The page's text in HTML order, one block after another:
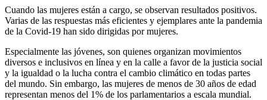
Cuando las mujeres están a cargo, se observan resultados positivos.
Varias de las respuestas más eficientes y ejemplares ante la pandemia
de la Covid-19 han sido dirigidas por mujeres.
Especialmente las jóvenes, son quienes organizan movimientos
diversos e inclusivos en línea y en la calle a favor de la justicia social
y la igualdad o la lucha contra el cambio climático en todas partes
del mundo. Sin embargo, las mujeres de menos de 30 años de edad
representan menos del 1% de los parlamentarios a escala mundial.